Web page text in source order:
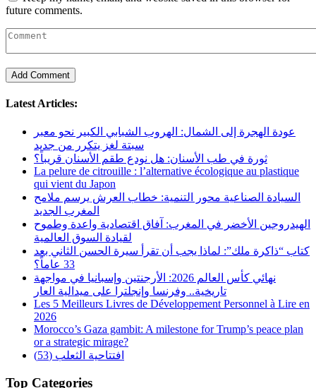
future comments.
Latest Articles:
عودة الهجرة إلى الشمال: الهروب الشبابي الكبير نحو معبر
سبتة لغز يتكرر من جديد
ثورة في طب الأسنان: هل نودع طقم الأسنان قريباً؟
La pelure de citrouille : l’alternative écologique au plastique
qui vient du Japon
السيادة الصناعية محور التنمية: خطاب العرش يرسم ملامح
المغرب الجديد
الهيدروجين الأخضر في المغرب: آفاق اقتصادية واعدة وطموح
لقيادة السوق العالمية
كتاب “ذاكرة ملك”: لماذا يجب أن تقرأ سيرة الحسن الثاني بعد
33 عاماً؟
نهائي كأس العالم 2026: الأرجنتين وإسبانيا في مواجهة
تاريخية.. وفرنسا وإنجلترا على ميدالية العار
Les 5 Meilleurs Livres de Développement Personnel à Lire en
2026
Morocco’s Gaza gambit: A milestone for Trump’s peace plan
or a strategic mirage?
افتتاحية الثعلب (53)
Top Categories